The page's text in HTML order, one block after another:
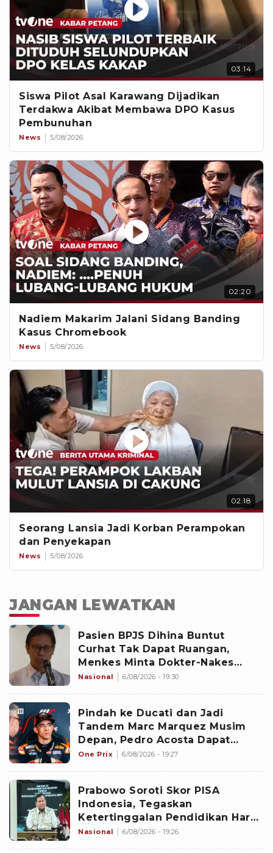
03:14
Siswa Pilot Asal Karawang Dijadikan
Terdakwa Akibat Membawa DPO Kasus
Pembunuhan
News 5/08/2026
02:20
Nadiem Makarim Jalani Sidang Banding
Kasus Chromebook
News 5/08/2026
02:18
Seorang Lansia Jadi Korban Perampokan
dan Penyekapan
News 5/08/2026
JANGAN LEWATKAN
Pasien BPJS Dihina Buntut
Curhat Tak Dapat Ruangan,
Menkes Minta Dokter-Nakes
Empati
Nasional 6/08/2026 - 19:30
Pindah ke Ducati dan Jadi
Tandem Marc Marquez Musim
Depan, Pedro Acosta Dapat
Dukungan dari Casey Stoner
One Prix 6/08/2026 - 19:27
Prabowo Soroti Skor PISA
Indonesia, Tegaskan
Ketertinggalan Pendidikan Harus
Dikejar
Nasional 6/08/2026 - 19:26